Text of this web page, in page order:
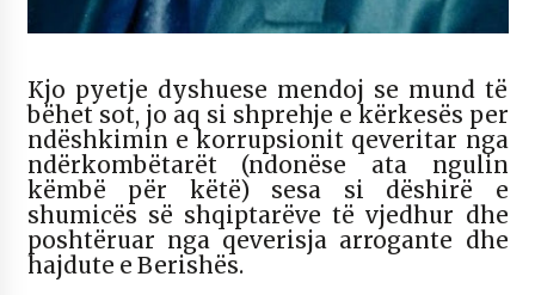
KALLARATI NË AKSIONET KOMBËTARE PËR
RINDËRTIMIN E VENDIT – NGA ÇIZE XHAFERAJ
– ËNGJËLL HASIMAJ – “KUJTIMET E MIA PËR
KALLARATIN SI MËSUES I MATEMATIKËS, POR
EDHE SI NJË BANOR I PËRKOHSHËM I TIJ”
12/09/2025
Gazeta Kallarati nr. 114
06/02/2025
Kjo pyetje dyshuese mendoj se mund të
bëhet sot, jo aq si shprehje e kërkesës per
ndëshkimin e korrupsionit qeveritar nga
ndërkombëtarët (ndonëse ata ngulin
këmbë për këtë) sesa si dëshirë e
shumicës së shqiptarëve të vjedhur dhe
poshtëruar nga qeverisja arrogante dhe
hajdute e Berishës.